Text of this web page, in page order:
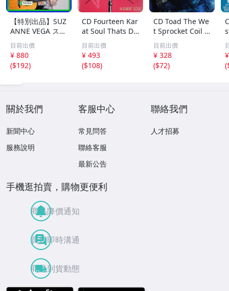
【特別出品】SUZ
ANNE VEGA スザ
ンヌ・ヴェガ 精
選集 100歌 音楽D
L(MP3CD)☆
目前出價
¥ 880
($192)
CD Fourteen Kar
at Soul Thats Do
o-Wapp Acappel
la PCCY00374 Ca
nyon Internatio
nal /00110
目前出價
¥ 493
($108)
CD Toad The We
t Sprocket Coil C
K67862 Columbi
a /00110
目前出價
¥ 328
($72)
(
關於我們
新聞中心
服務說明
客服中心
常見問答
聯絡客服
最新公告
聯絡我們
人才招募
手機逛拍賣，購物更便利
商品降價通知
買賣即時溝通
商品到貨動態